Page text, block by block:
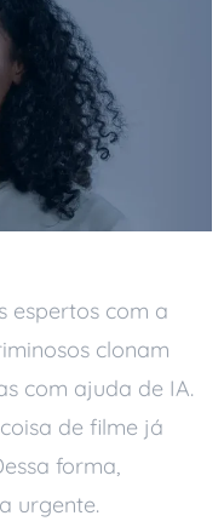
espertos com a
clonam
com ajuda de IA.
de filme já
forma,
urgente.